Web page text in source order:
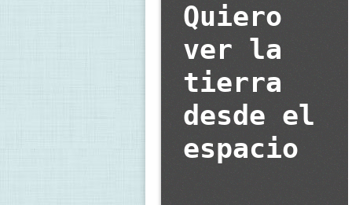
Quiero
ver la
tierra
desde el
espacio